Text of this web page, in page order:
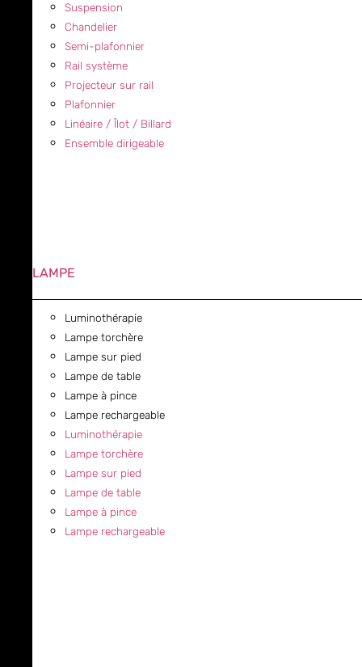
Suspension
Chandelier
Semi-plafonnier
Rail système
Projecteur sur rail
Plafonnier
Linéaire / Îlot / Billard
Ensemble dirigeable
LAMPE
Luminothérapie
Lampe torchère
Lampe sur pied
Lampe de table
Lampe à pince
Lampe rechargeable
Luminothérapie
Lampe torchère
Lampe sur pied
Lampe de table
Lampe à pince
Lampe rechargeable